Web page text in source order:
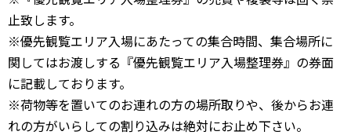
止致します。
※優先観覧エリア入場にあたっての集合時間、集合場所に
関してはお渡しする『優先観覧エリア入場整理券』の券面
に記載しております。
※荷物等を置いてのお連れの方の場所取りや、後からお連
れの方がいらしての割り込みは絶対にお止め下さい。